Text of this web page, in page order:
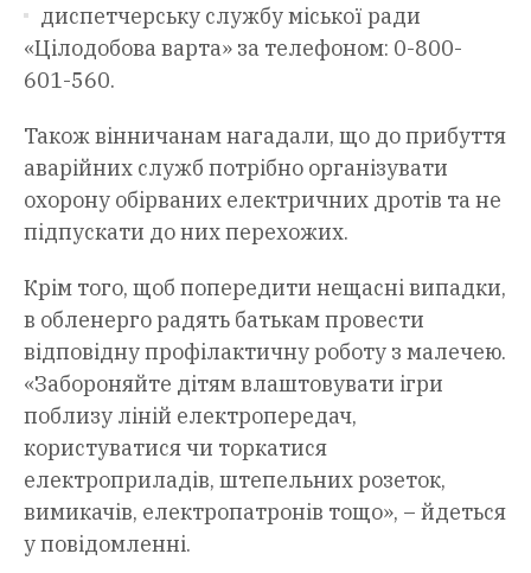
диспетчерську службу міської ради
«Цілодобова варта» за телефоном: 0-800-
601-560.
Також вінничанам нагадали, що до прибуття
аварійних служб потрібно організувати
охорону обірваних електричних дротів та не
підпускати до них перехожих.
Крім того, щоб попередити нещасні випадки,
в обленерго радять батькам провести
відповідну профілактичну роботу з малечею.
«Забороняйте дітям влаштовувати ігри
поблизу ліній електропередач,
користуватися чи торкатися
електроприладів, штепельних розеток,
вимикачів, електропатронів тощо», – йдеться
у повідомленні.